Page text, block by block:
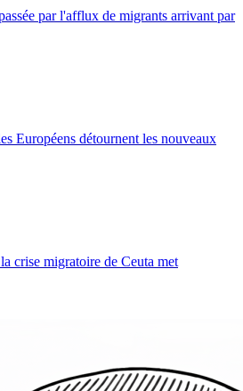
par l'afflux de migrants arrivant par
Européens détournent les nouveaux
crise migratoire de Ceuta met